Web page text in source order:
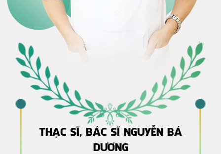
THẠC SĨ, BÁC SĨ NGUYỄN BÁ
DƯƠNG